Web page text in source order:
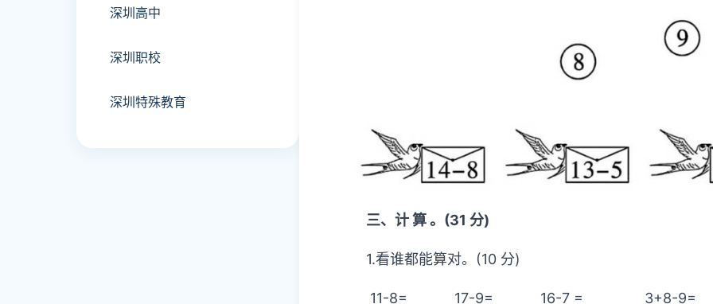
深圳高中
深圳职校
深圳特殊教育
三、计 算 。(31 分)
1.看谁都能算对。(10 分)
11-8= 17-9= 16-7 = 3+8-9=